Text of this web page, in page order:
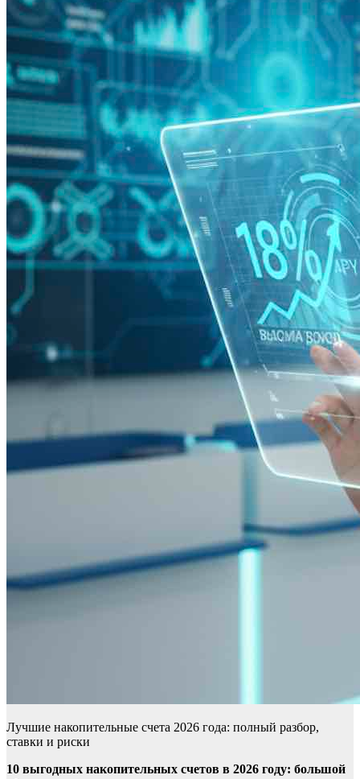
Лучшие накопительные счета 2026 года: полный разбор,
ставки и риски
10 выгодных накопительных счетов в 2026 году: большой